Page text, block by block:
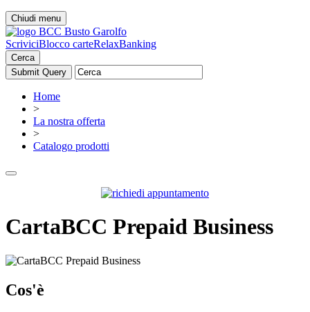
Chiudi menu
ScriviciBlocco carteRelaxBanking
Cerca
Home
>
La nostra offerta
>
Catalogo prodotti
CartaBCC Prepaid Business
Cos'è